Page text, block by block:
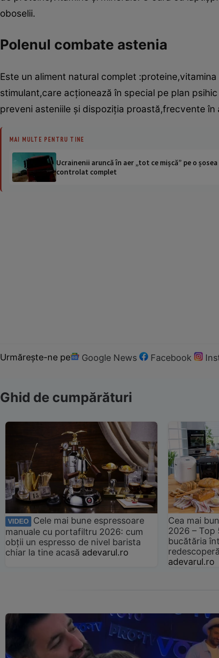
oboselii.
Polenul combate astenia
Este un aliment natural complet
stimulant,care acţionează în special pe plan
preveni asteniile şi dispoziţia proastă,frecvente în
MAI MULTE PENTRU TINE
Ucrainenii aruncă în aer „tot ce mișcă” pe o
controlat complet
Urmărește-ne pe Google News Facebook
Ghid de cumpărături
VIDEO
Cele mai bune espressoare
manuale cu portafiltru 2026: cum
obții un espresso de nivel barista
chiar la tine acasă adevarul.ro
Cea mai
2026 –
bucătăria
adevarul.ro